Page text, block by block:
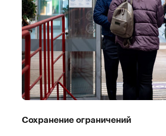
Сохранение ограничений